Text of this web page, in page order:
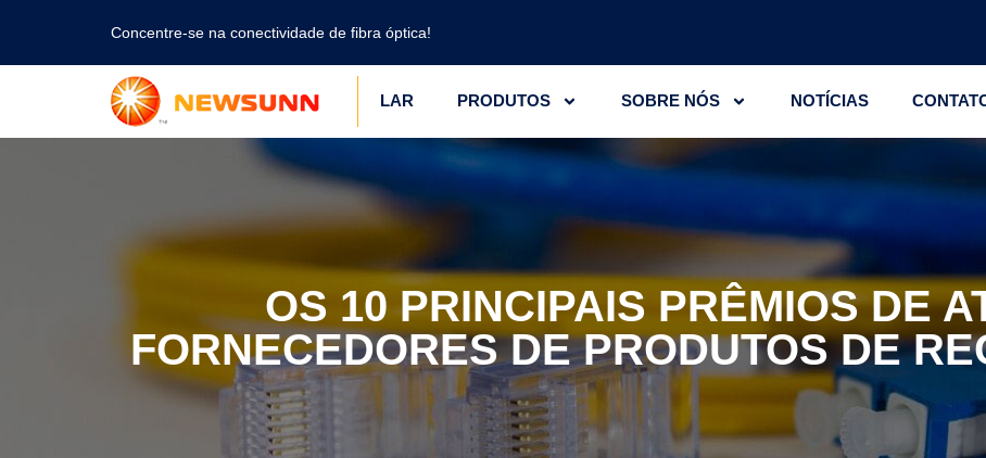
Concentre-se na conectividade de fibra óptica!
LAR PRODUTOS SOBRE NÓS NOTÍCIAS
OS 10 PRINCIPAIS PRÊMIOS DE
FORNECEDORES DE PRODUTOS DE